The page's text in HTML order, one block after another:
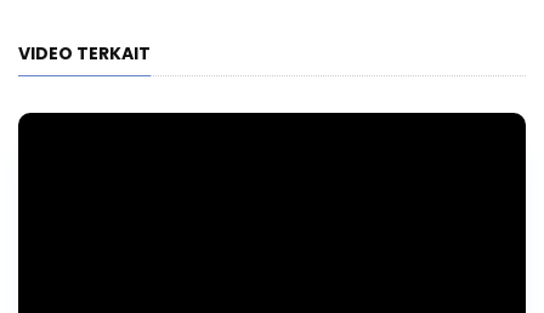
VIDEO TERKAIT